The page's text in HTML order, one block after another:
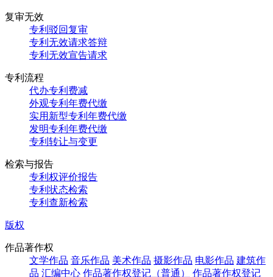
复审无效
专利驳回复审
专利无效请求答辩
专利无效宣告请求
专利流程
代办专利费减
外观专利年费代缴
实用新型专利年费代缴
发明专利年费代缴
专利转让与变更
检索与报告
专利权评价报告
专利状态检索
专利查新检索
版权
作品著作权
文学作品 音乐作品 美术作品 摄影作品 电影作品 建筑作
品 汇编中心 作品著作权登记（普通）
作品著作权登记